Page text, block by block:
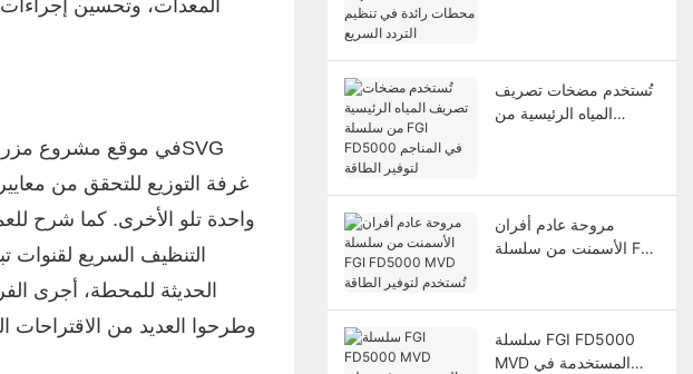
المعدات، وتحسين
في موقع مشروعSVG
غرفة التوزيع للتحقق من
واحدة تلو الأخرى. كما شرح
التنظيف السريع لقنوات
الحديثة للمحطة، أجرى
وطرحوا العديد من الاقتراحات
تُستخدم مضخات تصريف
المياه الرئيسية من
مروحة عادم أفران
الأسمنت من سلسلة FGI
سلسلة FGI FD5000
MVD المستخدمة في